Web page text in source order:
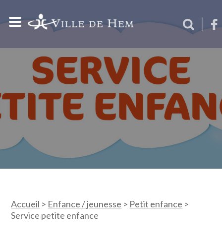
Accueil > Enfance / jeunesse > Petit enfance >
Service petite enfance